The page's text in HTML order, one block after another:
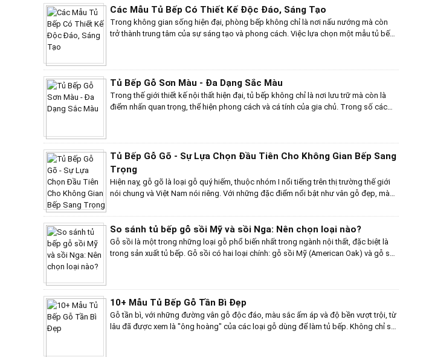
bếp của bạn!
Các Mẫu Tủ Bếp Có Thiết Kế Độc Đáo, Sáng Tạo
Trong không gian sống hiện đại, phòng bếp không chỉ là nơi nấu nướng mà còn
trở thành trung tâm của sự sáng tạo và phong cách. Việc lựa chọn một mẫu tủ bếp
mang đến cho bạn nguồn cảm hứng mới mẻ, từ sự kết hợp hài hòa giữa chất liệu,
màu sắc đến cách bố trí thông minh, biến không gian bếp trở thành nơi thể hiện sự
sáng tạo không giới hạn và đẳng cấp riêng biệt.
Tủ Bếp Gỗ Sơn Màu - Đa Dạng Sắc Màu
Trong thế giới thiết kế nội thất hiện đại, tủ bếp không chỉ là nơi lưu trữ mà còn là
điểm nhấn quan trọng, thể hiện phong cách và cá tính của gia chủ. Trong số các
liệu, và công nghệ sơn mới nhất, tủ bếp gỗ sơn màu mang đến không gian bếp sự
sang trọng và đầy tinh tế, đáp ứng mọi nhu cầu của các gia đình.
Tủ Bếp Gỗ Gõ - Sự Lựa Chọn Đầu Tiên Cho Không Gian Bếp Sang
Trọng
Hiện nay, gỗ gõ là loại gỗ quý hiếm, thuộc nhóm I nổi tiếng trên thị trường thế giới
nói chung và Việt Nam nói riêng. Với những đặc điểm nổi bật như vân gỗ đẹp, màu
cho các sản phẩm nội thất cao cấp. Trong đó, tủ bếp gỗ gõ không chỉ mang lại vẻ
đẹp thẩm mỹ mà còn có những ưu điểm vượt trội về độ bền và tính năng sử dụng.
So sánh tủ bếp gỗ sồi Mỹ và sồi Nga: Nên chọn loại nào?
Gỗ sồi là một trong những loại gỗ phổ biến nhất trong ngành nội thất, đặc biệt là
trong sản xuất tủ bếp. Gỗ sồi có hai loại chính: gỗ sồi Mỹ (American Oak) và gỗ sồi
dùng.
10+ Mẫu Tủ Bếp Gỗ Tần Bì Đẹp
Gỗ tần bì, với những đường vân gỗ độc đáo, màu sắc ấm áp và độ bền vượt trội, từ
lâu đã được xem là "ông hoàng" của các loại gỗ dùng để làm tủ bếp. Không chỉ sở